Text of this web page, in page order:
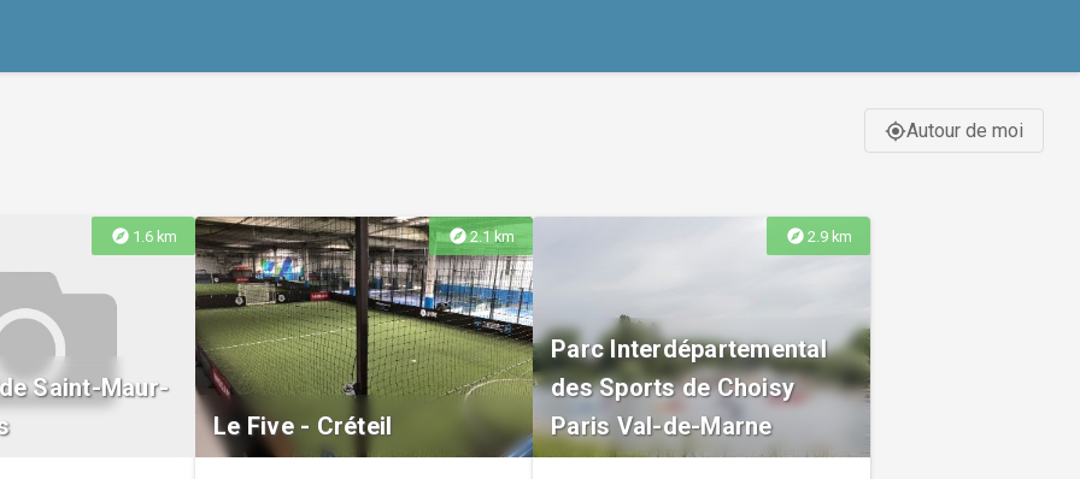
gps_fixedAutour de moi
explore 1.6 km
Saint-Maur-
explore2.1 km
Le Five - Créteil
explore 2.9 km
Parc Interdépartemental
des Sports de Choisy
Paris Val-de-Marne